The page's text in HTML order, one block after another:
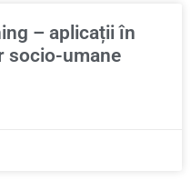
– aplicații în
socio-umane